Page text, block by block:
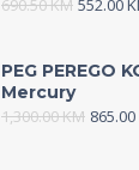
690.50KM 552.00
PEG PEREGO
Mercury
1,300.00KM 865.00